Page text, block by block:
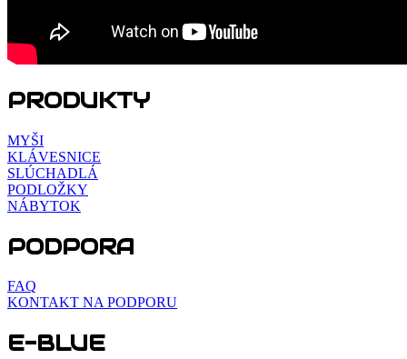
PRODUKTY
MYŠI
KLÁVESNICE
SLÚCHADLÁ
PODLOŽKY
NÁBYTOK
PODPORA
FAQ
KONTAKT NA PODPORU
E-BLUE